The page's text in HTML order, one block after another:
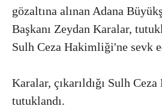
gözaltına alınan Adana
Başkanı Zeydan Karalar,
Sulh Ceza Hakimliği'ne sevk
Karalar, çıkarıldığı Sulh
tutuklandı.